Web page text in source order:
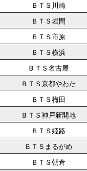
ＢＴＳ川崎
ＢＴＳ岩間
ＢＴＳ市原
ＢＴＳ横浜
ＢＴＳ名古屋
ＢＴＳ京都やわた
ＢＴＳ梅田
ＢＴＳ神戸新開地
ＢＴＳ姫路
ＢＴＳまるがめ
ＢＴＳ朝倉